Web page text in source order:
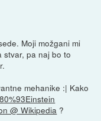
Moji možgani mi
stvar, pa naj bo to
mehanike :| Kako
@ Wikipedia ?